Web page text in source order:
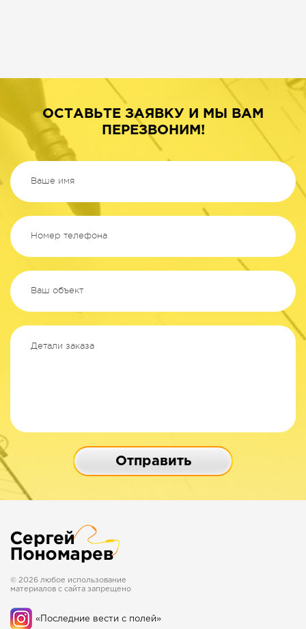
ОСТАВЬТЕ ЗАЯВКУ И МЫ ВАМ
ПЕРЕЗВОНИМ!
Отправить
© 2026 любое использование
материалов с сайта запрещено
«Последние вести с полей»